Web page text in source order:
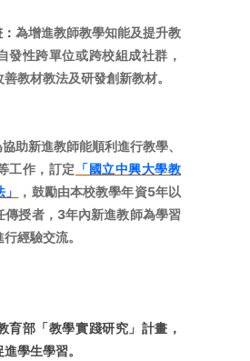
為增進教師教學知能及提升教
發性跨單位或跨校組成社群，
教材教法及研發創新教材。
助新進教師能順利進行教學、
工作，訂定 「國立中興大學教
，鼓勵由本校教學年資5年以
傳授者，3年內新進教師為學習
經驗交流。
育部「教學實踐研究」計畫，
進學生學習。